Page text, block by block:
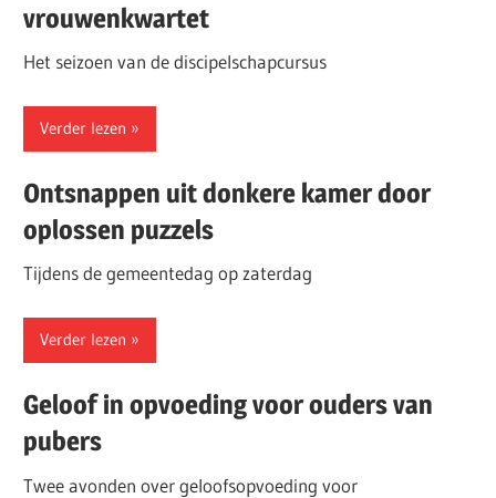
vrouwenkwartet
Het seizoen van de discipelschapcursus
Verder lezen
Ontsnappen uit donkere kamer door
oplossen puzzels
Tijdens de gemeentedag op zaterdag
Verder lezen
Geloof in opvoeding voor ouders van
pubers
Twee avonden over geloofsopvoeding voor